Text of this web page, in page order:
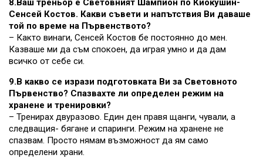
Сенсей Костов. Какви съвети и напътствия Ви даваше
той по време на Първенството?
– Както винаги, Сенсей Костов бе постоянно до мен.
Казваше ми да съм спокоен, да играя умно и да дам
всичко от себе си.
9.В какво се изрази подготовката Ви за Световното
Първенство? Спазвахте ли определен режим на
хранене и тренировки?
– Тренирах двуразово. Един ден правя щанги, чували, а
следващия- бягане и спаринги. Режим на хранене не
спазвам. Просто нямам възможност да ям само
определени храни.